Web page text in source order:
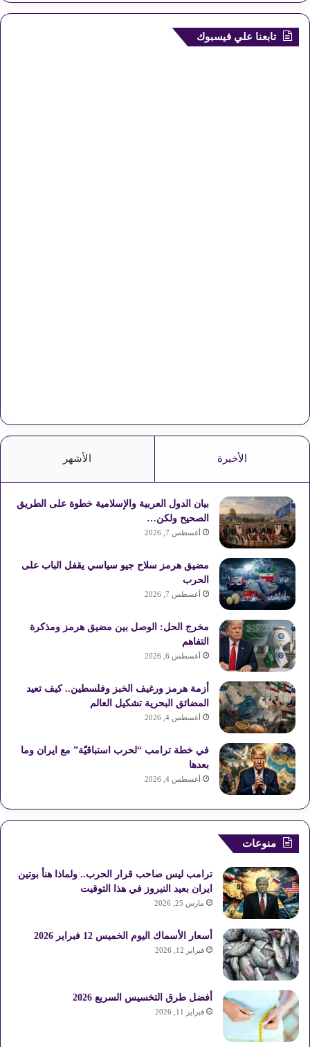
تابعنا علي فيسبوك
الأخيرة الأشهر
بيان الدول العربية والإسلامية خطوة على الطريق
الصحيح ولكن…
أغسطس 7, 2026
مضيق هرمز سلاح جيو سياسي يقفل الباب على
الحرب
أغسطس 7, 2026
مخرج الحل: الوصل بين مضيق هرمز ومذكرة
التفاهم
أغسطس 6, 2026
أزمة هرمز ورغيف الخبز وفلسطين.. كيف تعيد
المضائق البحرية تشكيل العالم
أغسطس 4, 2026
في خطة ترامب “لحرب استباقيّة” مع ايران وما
بعدها
أغسطس 4, 2026
منوعات
ترامب ليس صاحب قرار الحرب.. ولماذا هنأ بوتين
ايران بعيد النيروز في هذا التوقيت
مارس 25, 2026
أسعار الأسماك اليوم الخميس 12 فبراير 2026
فبراير 12, 2026
أفضل طرق التخسيس السريع 2026
فبراير 11, 2026